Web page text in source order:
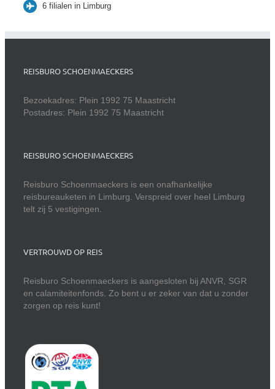
6 filialen in Limburg
REISBURO SCHOENMAECKERS
Bezoekadres: Plein 1992 75 Maastricht
Postadres: Plein 1992 75 Maastricht
REISBURO SCHOENMAECKERS
Reisburo Schoenmaeckers is een onafhankelijke
reisbureauketen in Limburg. Verspreid over heel Limburg
telt zij 5 vestigingen.
VERTROUWD OP REIS
Reisburo Schoenmaeckers is aangesloten bij ANVR, SGR
en calamiteitenfonds. Zo bent u er zeker van dat u zonder
zorgen op reis kunt!